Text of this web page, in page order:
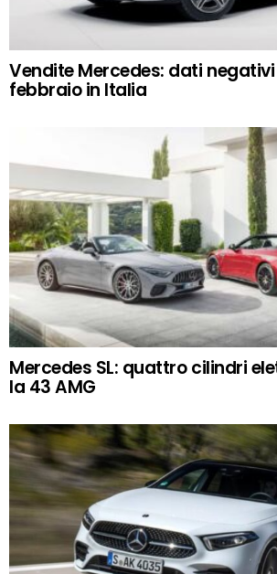
Vendite Mercedes: dati
febbraio in Italia
Mercedes SL: quattro cilindri
la 43 AMG